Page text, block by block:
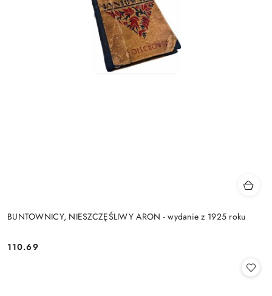
BUNTOWNICY, NIESZCZĘŚLIWY ARON - wydanie z 1925 roku
Cena:
110.69